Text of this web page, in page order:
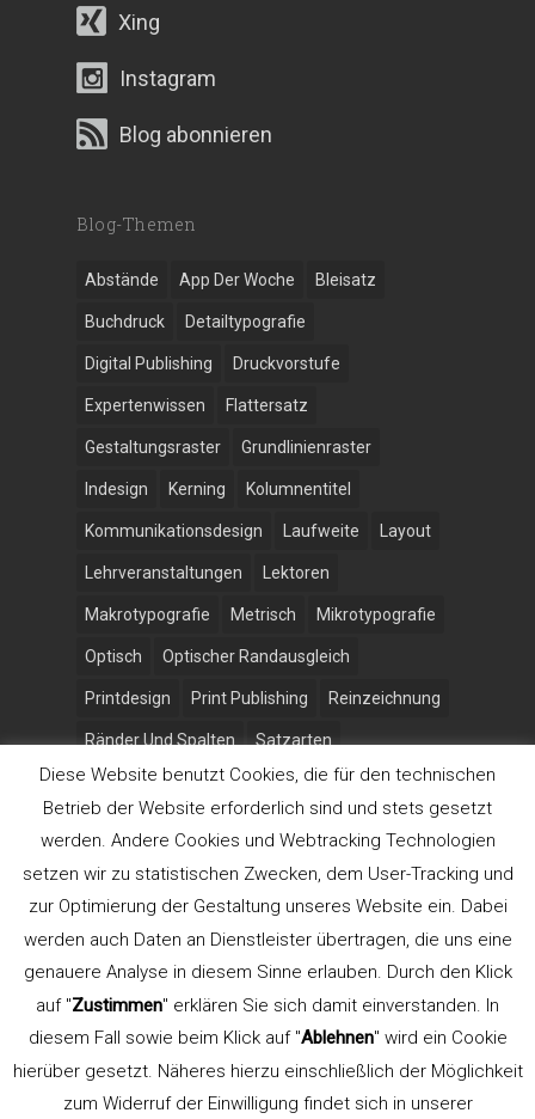
Xing
Instagram
Blog abonnieren
Blog-Themen
Abstände App Der Woche Bleisatz
Buchdruck Detailtypografie
Digital Publishing Druckvorstufe
Expertenwissen Flattersatz
Gestaltungsraster Grundlinienraster
Indesign Kerning Kolumnentitel
Kommunikationsdesign Laufweite Layout
Lehrveranstaltungen Lektoren
Makrotypografie Metrisch Mikrotypografie
Optisch Optischer Randausgleich
Printdesign Print Publishing Reinzeichnung
Ränder Und Spalten Satzarten
Schlußredaktion Schriftauswahl
Schriftfamilie Schriftmischung Schriftsippe
Seminar Superfamily Tutorials
TypeSCHOOL Typografie Uwe Steinacker
Diese Website benutzt Cookies, die für den technischen
Betrieb der Website erforderlich sind und stets gesetzt
werden. Andere Cookies und Webtracking Technologien
setzen wir zu statistischen Zwecken, dem User-Tracking und
zur Optimierung der Gestaltung unseres Website ein. Dabei
werden auch Daten an Dienstleister übertragen, die uns eine
genauere Analyse in diesem Sinne erlauben. Durch den Klick
auf "Zustimmen" erklären Sie sich damit einverstanden. In
diesem Fall sowie beim Klick auf "Ablehnen" wird ein Cookie
hierüber gesetzt. Näheres hierzu einschließlich der Möglichkeit
zum Widerruf der Einwilligung findet sich in unserer